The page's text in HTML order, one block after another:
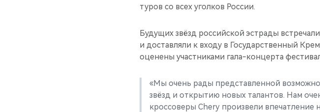
туров со всех уголков России.
Будущих звёзд российской эстрады
и доставляли к входу в Государственный
оценены участниками гала-концерта
«Мы очень рады представленной
звёзд и открытию новых талантов. Нам
кроссоверы Chery произвели впечатление